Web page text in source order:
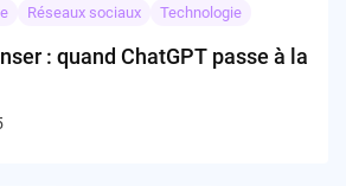
Réseaux sociaux Technologie
: quand ChatGPT passe à la